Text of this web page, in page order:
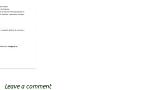
Leave a comment